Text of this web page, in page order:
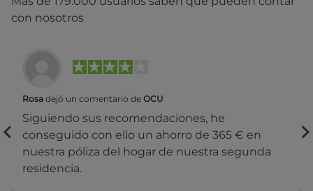
con nosotros
Rosa dejó un comentario de OCU
Siguiendo sus recomendaciones, he
conseguido con ello un ahorro de 365 € en
nuestra póliza del hogar de nuestra segunda
residencia.